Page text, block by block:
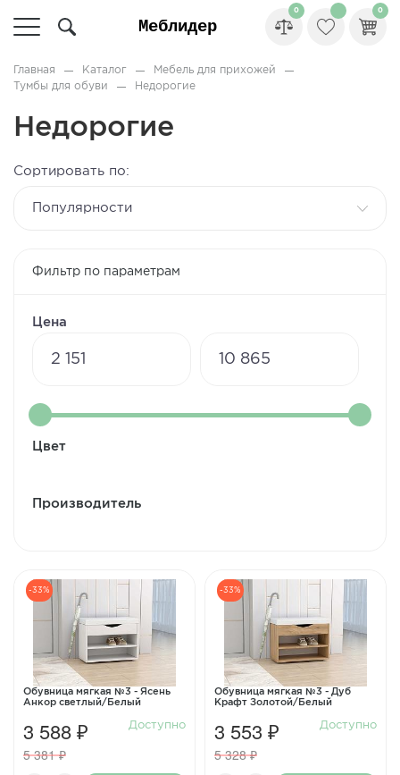
0 0
Главная Каталог
Мебель для прихожей
Тумбы для обуви
Недорогие
Недорогие
Сортировать по:
популярности
Фильтр по параметрам
Цена
Цвет
Производитель
-33%
Обувница мягкая №3 - Ясень
Анкор светлый/Белый
3 588 ₽
5 381 ₽
Доступно
-33%
Обувница мягкая №3 - Дуб
Крафт Золотой/Белый
3 553 ₽
5 328 ₽
Доступно